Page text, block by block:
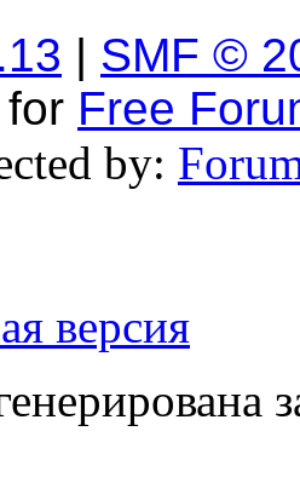
| SMF ©
for Free
by:
версия